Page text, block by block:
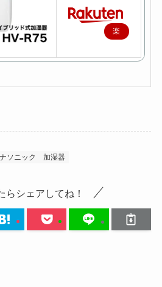
楽
で
ソニック 加湿器
らシェアしてね！